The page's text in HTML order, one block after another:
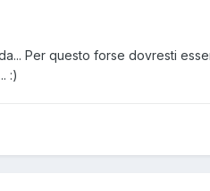
Per questo forse dovresti
:)